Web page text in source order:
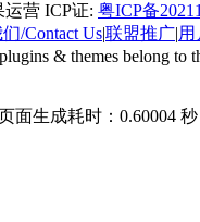
运营 ICP证: 粤ICP备
/Contact Us|联盟推广|
& themes belong to
面生成耗时：0.60004 秒